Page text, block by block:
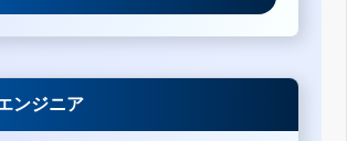
ンジニア